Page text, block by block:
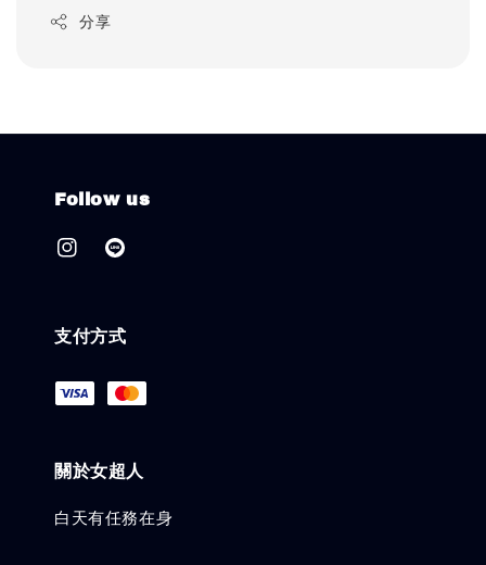
分享
Follow us
支付方式
關於女超人
白天有任務在身